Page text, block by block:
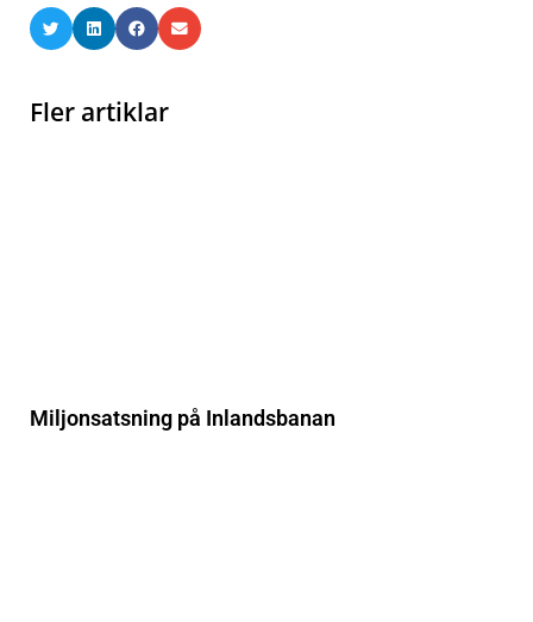
Fler artiklar
Miljonsatsning på Inlandsbanan